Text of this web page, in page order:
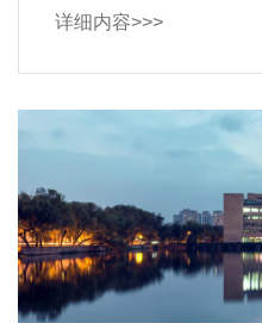
详细内容>>>